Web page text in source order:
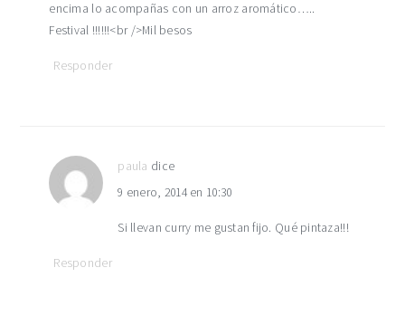
encima lo acompañas con un arroz aromático…..
Festival !!!!!!<br />Mil besos
Responder
paula dice
9 enero, 2014 en 10:30
Si llevan curry me gustan fijo. Qué pintaza!!!
Responder